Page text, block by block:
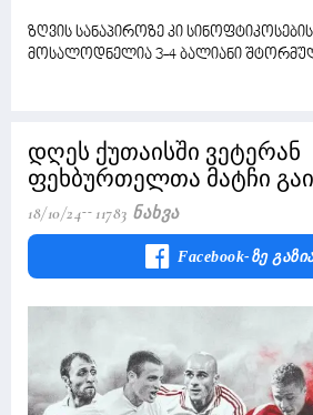
ზღვის სანაპიროზე კი
მოსალოდნელია 3-4 ბალიანი
დღეს ქუთაისში ვეტერან
ფეხბურთელთა მატჩი
18/10/24 11783 Ნახვა
Facebook-Ზე